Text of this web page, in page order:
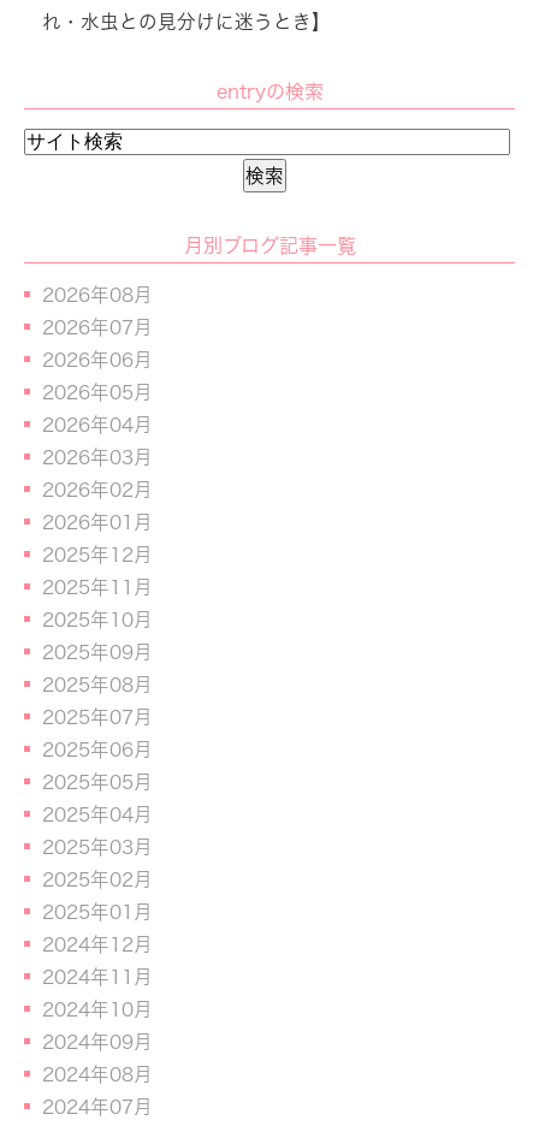
れ・水虫との見分けに迷うとき】
entryの検索
月別ブログ記事一覧
2026年08月
2026年07月
2026年06月
2026年05月
2026年04月
2026年03月
2026年02月
2026年01月
2025年12月
2025年11月
2025年10月
2025年09月
2025年08月
2025年07月
2025年06月
2025年05月
2025年04月
2025年03月
2025年02月
2025年01月
2024年12月
2024年11月
2024年10月
2024年09月
2024年08月
2024年07月